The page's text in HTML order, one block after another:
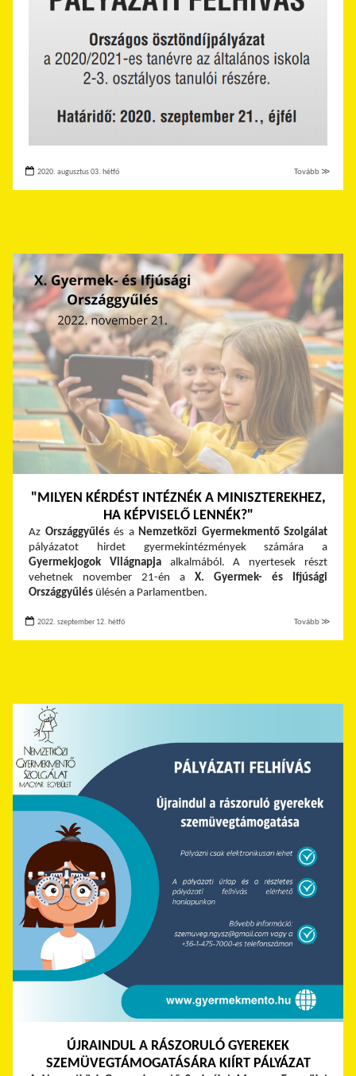
2020. augusztus 03. hétfő Tovább ≫
"MILYEN KÉRDÉST INTÉZNÉK A MINISZTEREKHEZ,
HA KÉPVISELŐ LENNÉK?"
Az Országgyűlésés a Nemzetközi Gyermekmentő Szolgálat
pályázatot hirdet gyermekintézmények számára a
Gyermekjogok Világnapjaalkalmából. A nyertesek részt
vehetnek november 21-én a X. Gyermek- és Ifjúsági
Országgyűlés ülésén a Parlamentben.
2022. szeptember 12. hétfő Tovább ≫
ÚJRAINDUL A RÁSZORULÓ GYEREKEK
SZEMÜVEGTÁMOGATÁSÁRA KIÍRT PÁLYÁZAT